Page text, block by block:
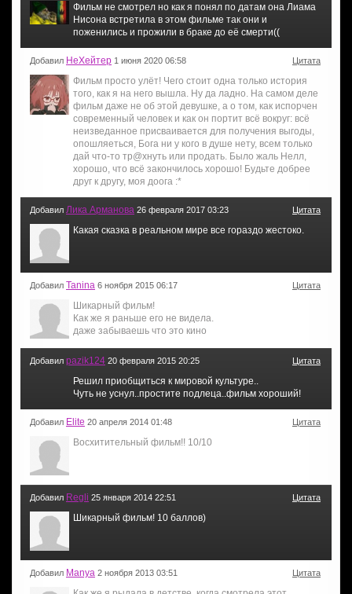
Фильм не смотрел но как я понял по датам она Лиама
Нисона встретила в этом фильме так они и
поженились и прожили в браке до её смерти((
Добавил НеХейтер 1 июня 2020 06:58 Цитата
Фильм просто улёт! Чего стоит одна только история
того, как я на него вышла. Ну да ладно. На самом деле
фильм даже не об этой девушке, а о том, как испорчен
современный человек и как он портит всё вокруг: всё
неизведанное присваивается для получения выгоды,
опошляеться, Бога ни у кого в душе нету, всем только
дай что-то тр@xнyть или продать. Было жаль Нелл,
хорошо, что всё закончилось хорошо! Будьте добрее
друг к другу, моя доога :*
Добавил Лика Арманова 26 февраля 2017 03:23 Цитата
Какая сказка в реальном мире все гораздо жестоко.
Добавил Tanina 6 ноября 2015 06:17 Цитата
Шикарный фильм!
Как же я раньше его не видела.
даже забываешь что это кино
Добавил pazik124 20 февраля 2015 20:25 Цитата
Решил приобщиться к мировой культуре..
Чуть не уснул..простите подлеца..фильм хороший!
Добавил Elite 20 апреля 2014 01:48 Цитата
Восхитительный фильм!! 10/10
Добавил Regli 25 января 2014 22:51 Цитата
Шикарный фильм! 10 баллов)
Добавил Manya 2 ноября 2013 03:51 Цитата